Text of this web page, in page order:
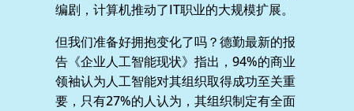
编剧，计算机推动了IT职业的大规模扩展。
但我们准备好拥抱变化了吗？德勤最新的报
告《企业人工智能现状》指出，94%的商业
领袖认为人工智能对其组织取得成功至关重
要，只有27%的人认为，其组织制定有全面